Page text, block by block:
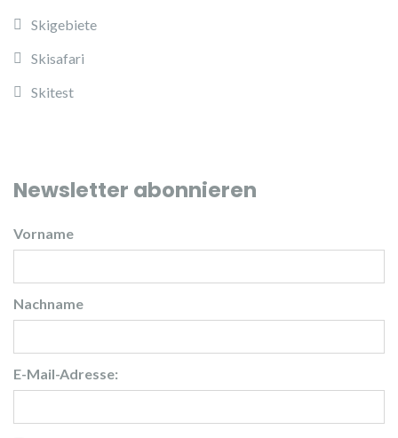
Skigebiete
Skisafari
Skitest
Newsletter abonnieren
Vorname
Nachname
E-Mail-Adresse: